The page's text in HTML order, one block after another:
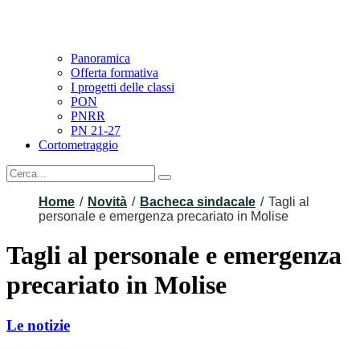
Panoramica
Offerta formativa
I progetti delle classi
PON
PNRR
PN 21-27
Cortometraggio
Home Novità Bacheca sindacale
Tagli al
personale e emergenza precariato in Molise
Tagli al personale e emergenza
precariato in Molise
Le notizie